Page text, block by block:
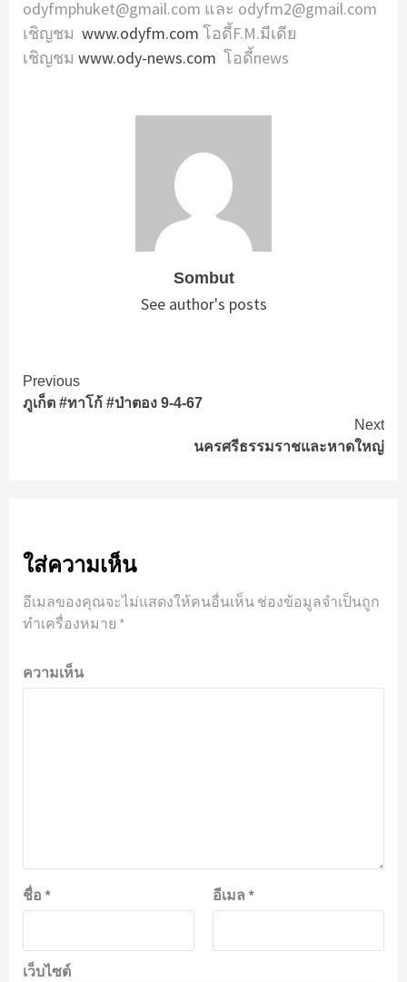
odyfmphuket@gmail.com และ odyfm2@gmail.com
เชิญชม www.odyfm.com โอดี้F.M.มีเดีย
เชิญชม www.ody-news.com โอดี้news
Sombut
See author's posts
Continue
Reading
Previous
ภูเก็ต #ทาโก้ #ป่าตอง 9-4-67
Next
นครศรีธรรมราชและหาดใหญ่
ใส่ความเห็น
อีเมลของคุณจะไม่แสดงให้คนอื่นเห็น ช่องข้อมูลจำเป็นถูก
ทำเครื่องหมาย *
ความเห็น
ชื่อ * อีเมล *
เว็บไซต์